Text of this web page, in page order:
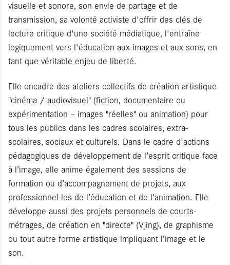
visuelle et sonore, son envie de partage et de
transmission, sa volonté activiste d'offrir des clés de
lecture critique d'une société médiatique, l'entraîne
logiquement vers l'éducation aux images et aux sons, en
tant que véritable enjeu de liberté.
Elle encadre des ateliers collectifs de création artistique
"cinéma / audiovisuel" (fiction, documentaire ou
expérimentation – images "réelles" ou animation) pour
tous les publics dans les cadres scolaires, extra-
scolaires, sociaux et culturels. Dans le cadre d'actions
pédagogiques de développement de l’esprit critique face
à l’image, elle anime également des sessions de
formation ou d’accompagnement de projets, aux
professionnel-les de l’éducation et de l’animation. Elle
développe aussi des projets personnels de courts-
métrages, de création en "directe" (Vjing), de graphisme
ou tout autre forme artistique impliquant l’image et le
son.